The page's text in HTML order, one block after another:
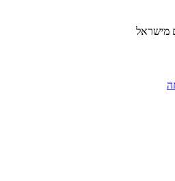
מישראל